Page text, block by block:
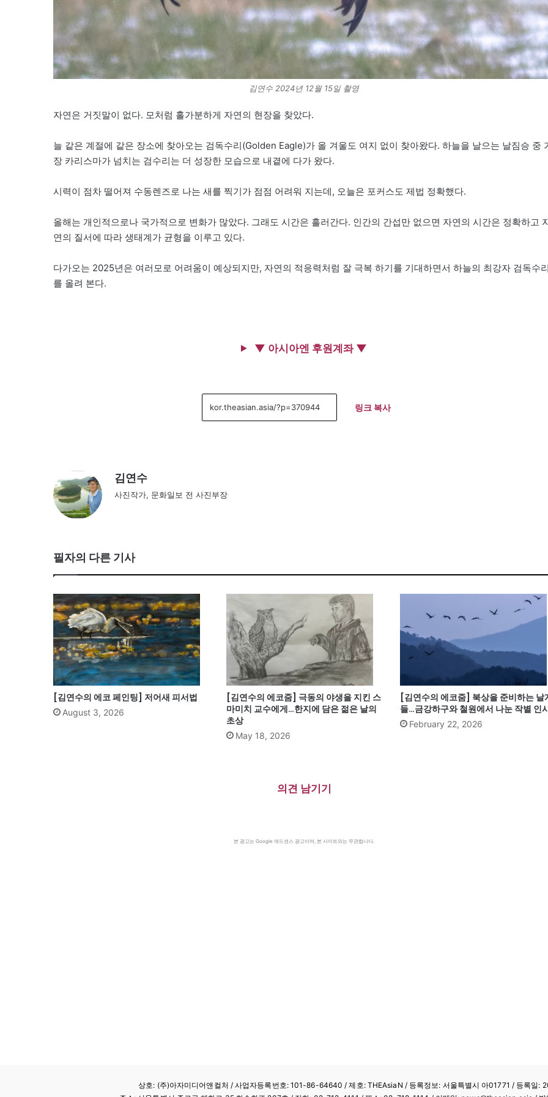
김연수 2024년 12월 15일 촬영
자연은 거짓말이 없다. 모처럼 홀가분하게 자연의 현장을 찾았다.
늘 같은 계절에 같은 장소에 찾아오는 검독수리(Golden Eagle)가 올 겨울도 여지 없이 찾아왔다. 하늘을 날으는 날짐승 중
장 카리스마가 넘치는 검수리는 더 성장한 모습으로 내곁에 다가 왔다.
시력이 점차 떨어져 수동렌즈로 나는 새를 찍기가 점점 어려워 지는데, 오늘은 포커스도 제법 정확했다.
올해는 개인적으로나 국가적으로 변화가 많았다. 그래도 시간은 흘러간다. 인간의 간섭만 없으면 자연의 시간은 정확하고
연의 질서에 따라 생태계가 균형을 이루고 있다.
다가오는 2025년은 여러모로 어려움이 예상되지만, 자연의 적응력처럼 잘 극복 하기를 기대하면서 하늘의 최강자 검독수리
를 올려 본다.
▼ 아시아엔 후원계좌 ▼
링크 복사
김연수
사진작가, 문화일보 전 사진부장
필자의 다른 기사
[김연수의 에코 페인팅] 저어새 피서법
August 3, 2026
[김연수의 에코줌] 극동의 야생을 지킨 스
마미치 교수에게…한지에 담은 젊은 날의
초상
May 18, 2026
[김연수의 에코줌] 북상을 준비하는 날
들…금강하구와 철원에서 나눈 작별 인
February 22, 2026
의견 남기기
본 광고는 Google 애드센스 광고이며, 본 사이트와는 무관합니다.
상호: (주)아자미디어앤컬처 /사업자등록번호: 101-86-64640 / 제호: THEAsiaN / 등록정보: 서울특별시 아01771 / 등록일: